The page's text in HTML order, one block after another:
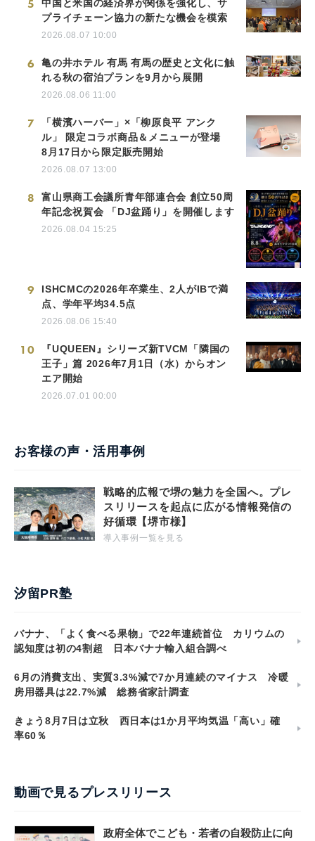
5
中国と米国の経済界が関係を強化し、サ
プライチェーン協力の新たな機会を模索
2026.08.07 10:00
6
亀の井ホテル 有馬 有馬の歴史と文化に触
れる秋の宿泊プランを9月から展開
2026.08.06 11:00
7
「横濱ハーバー」×「柳原良平 アンク
ル」 限定コラボ商品＆メニューが登場
8月17日から限定販売開始
2026.08.07 13:00
8
富山県商工会議所青年部連合会 創立50周
年記念祝賀会 「DJ盆踊り」を開催します
2026.08.04 15:25
9
ISHCMCの2026年卒業生、2人がIBで満
点、学年平均34.5点
2026.08.06 15:40
10
『UQUEEN』シリーズ新TVCM「隣国の
王子」篇 2026年7月1日（水）からオン
エア開始
2026.07.01 00:00
お客様の声・活用事例
戦略的広報で堺の魅力を全国へ。プレ
スリリースを起点に広がる情報発信の
好循環【堺市様】
導入事例一覧を見る
汐留PR塾
バナナ、「よく食べる果物」で22年連続首位 カリウムの
認知度は初の4割超 日本バナナ輸入組合調べ
6月の消費支出、実質3.3%減で7か月連続のマイナス 冷暖
房用器具は22.7%減 総務省家計調査
きょう8月7日は立秋 西日本は1か月平均気温「高い」確
率60％
動画で見るプレスリリース
政府全体でこども・若者の自殺防止に向